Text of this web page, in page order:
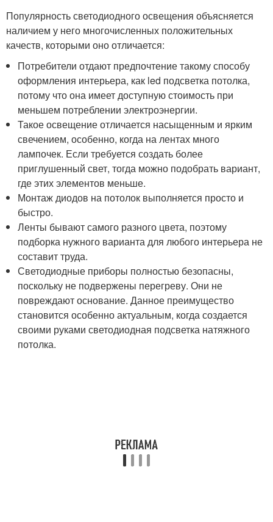
Популярность светодиодного освещения объясняется
наличием у него многочисленных положительных
качеств, которыми оно отличается:
Потребители отдают предпочтение такому способу
оформления интерьера, как led подсветка потолка,
потому что она имеет доступную стоимость при
меньшем потреблении электроэнергии.
Такое освещение отличается насыщенным и ярким
свечением, особенно, когда на лентах много
лампочек. Если требуется создать более
приглушенный свет, тогда можно подобрать вариант,
где этих элементов меньше.
Монтаж диодов на потолок выполняется просто и
быстро.
Ленты бывают самого разного цвета, поэтому
подборка нужного варианта для любого интерьера не
составит труда.
Светодиодные приборы полностью безопасны,
поскольку не подвержены перегреву. Они не
повреждают основание. Данное преимущество
становится особенно актуальным, когда создается
своими руками светодиодная подсветка натяжного
потолка.